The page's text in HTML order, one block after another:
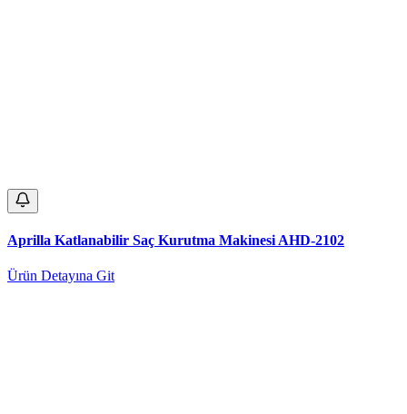
Aprilla Katlanabilir Saç Kurutma Makinesi AHD-2102
Ürün Detayına Git